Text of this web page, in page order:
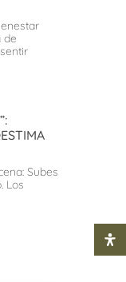
de
Subes
Los